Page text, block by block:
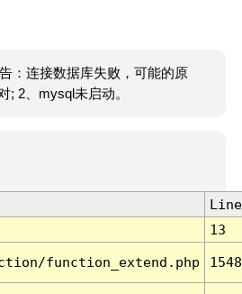
：连接数据库失败，可能的原
; 2、mysql未启动。
Line
13
function_extend.php 1548